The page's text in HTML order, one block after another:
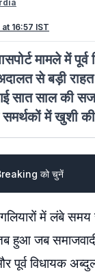
16:57 IST
मामले में
से बड़ी राहत
सात साल की
में खुशी
को चुनें
में लंबे
हुआ जब समाजवादी
विधायक